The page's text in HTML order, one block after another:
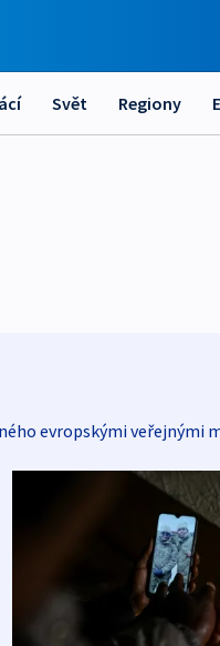
Svět Regiony
evropskými veřejnými